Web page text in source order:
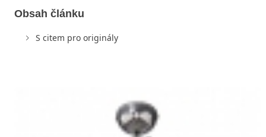
Obsah článku
S citem pro originály